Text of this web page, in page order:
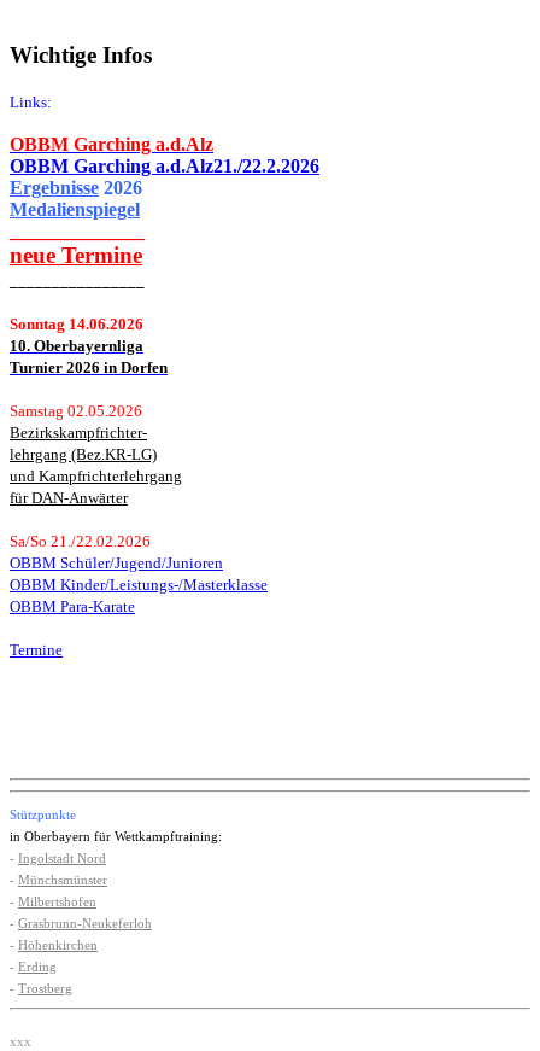
Wichtige Infos
Links:
OBBM Garching a.d.Alz
OBBM Garching a.d.Alz21./22.2.2026
Ergebnisse 2026
Medalienspiegel
neue Termine
Sonntag 14.06.2026
10. Oberbayernliga
Turnier 2026 in Dorfen
Samstag 02.05.2026
Bezirkskampfrichter-
lehrgang (Bez.KR-LG)
und Kampfrichterlehrgang
für DAN-Anwärter
Sa/So 21./22.02.2026
OBBM Schüler/Jugend/Junioren
OBBM Kinder/Leistungs-/Masterklasse
OBBM Para-Karate
Termine
Stützpunkte
in Oberbayern für Wettkampftraining:
- Ingolstadt Nord
- Münchsmünster
- Milbertshofen
- Grasbrunn-Neukeferloh
- Höhenkirchen
- Erding
- Trostberg
xxx